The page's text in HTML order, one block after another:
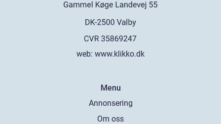
web: www.klikko.dk
Menu
Annonsering
Om oss